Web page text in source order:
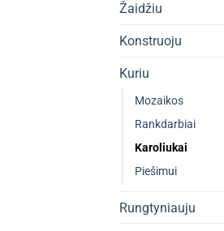
Žaidžiu
Konstruoju
Kuriu
Mozaikos
Rankdarbiai
Karoliukai
Piešimui
Rungtyniauju